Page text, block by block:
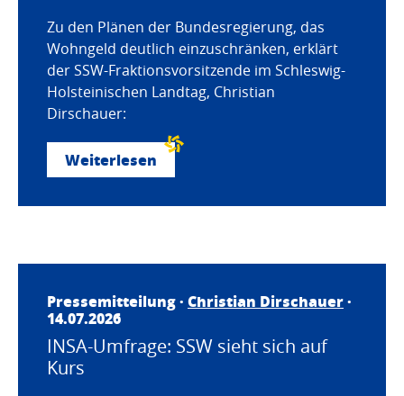
Zu den Plänen der Bundesregierung, das
Wohngeld deutlich einzuschränken, erklärt
der SSW-Fraktionsvorsitzende im Schleswig-
Holsteinischen Landtag, Christian
Dirschauer:
Weiterlesen
Pressemitteilung · Christian Dirschauer·
14.07.2026
INSA-Umfrage: SSW sieht sich auf
Kurs